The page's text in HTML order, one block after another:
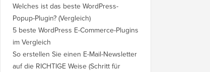
Welches ist das beste WordPress-
Popup-Plugin? (Vergleich)
5 beste WordPress E-Commerce-Plugins
im Vergleich
So erstellen Sie einen E-Mail-Newsletter
auf die RICHTIGE Weise (Schritt für